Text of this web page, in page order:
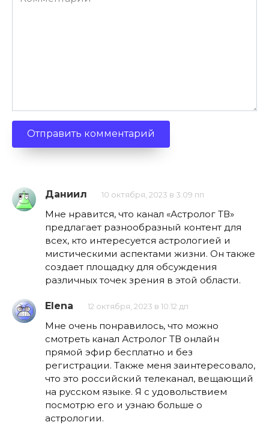
Даниил 10 октября, 2023 в 3:09 пп
Мне нравится, что канал «Астролог ТВ»
предлагает разнообразный контент для
всех, кто интересуется астрологией и
мистическими аспектами жизни. Он также
создает площадку для обсуждения
различных точек зрения в этой области.
Elena 12 октября, 2023 в 10:12 дп
Мне очень понравилось, что можно
смотреть канал Астролог ТВ онлайн
прямой эфир бесплатно и без
регистрации. Также меня заинтересовало,
что это российский телеканал, вещающий
на русском языке. Я с удовольствием
посмотрю его и узнаю больше о
астрологии.